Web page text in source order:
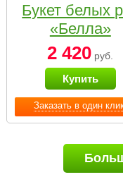
Заказать в один
Букет белых
«Белла»
2 420 руб.
Купить